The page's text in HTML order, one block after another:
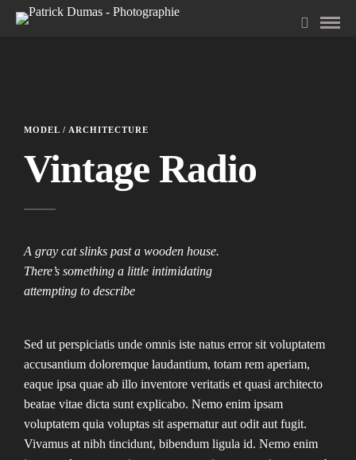
MODEL / ARCHITECTURE
Vintage Radio
A gray cat slinks past a wooden house.
There’s something a little intimidating
attempting to describe
Sed ut perspiciatis unde omnis iste natus error sit voluptatem
accusantium doloremque laudantium, totam rem aperiam,
eaque ipsa quae ab illo inventore veritatis et quasi architecto
beatae vitae dicta sunt explicabo. Nemo enim ipsam
voluptatem quia voluptas sit aspernatur aut odit aut fugit.
Vivamus at nibh tincidunt, bibendum ligula id. Nemo enim